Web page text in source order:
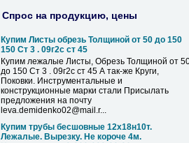
Спрос на продукцию, цены
Купим Листы обрезь Толщиной от 50 до 150
150 Ст 3 . 09г2с ст 45
Купим лежалые Листы, Обрезь Толщиной от
до 150 Ст 3 . 09г2с ст 45 А так-же Круги,
Поковки. Инструментальные и
конструкционные марки стали Присылать
предложения на почту
leva.demidenko02@mail.r...
Купим трубы бесшовные 12х18н10т.
Лежалые. Вырезку. Не короче 4м.